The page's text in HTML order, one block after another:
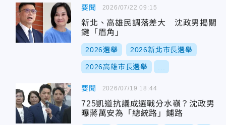
要聞
新北、高雄民調落差大 沈政男揭關
鍵「眉角」
2026選舉 2026新北市長選舉
2026高雄市長選舉
2026/07/22 09:15
要聞
725凱道抗議成選戰分水嶺？沈政男
曝蔣萬安為「總統路」鋪路
2026/07/19 18:44